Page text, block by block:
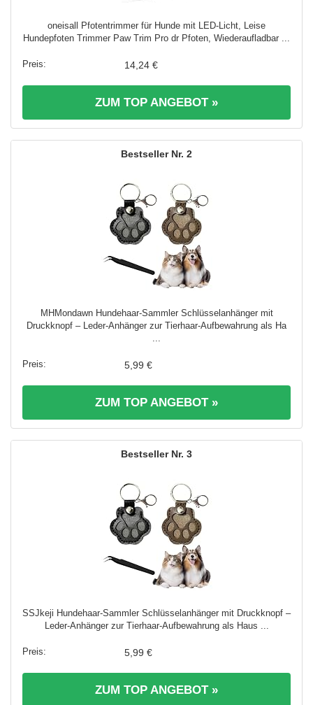
oneisall Pfotentrimmer für Hunde mit LED-Licht, Leise
Hundepfoten Trimmer Paw Trim Pro dr Pfoten, Wiederaufladbar ...
14,24 €
ZUM TOP ANGEBOT »
2
MHMondawn Hundehaar-Sammler Schlüsselanhänger mit
Druckknopf – Leder-Anhänger zur Tierhaar-Aufbewahrung als Ha
5,99 €
ZUM TOP ANGEBOT »
3
SSJkeji Hundehaar-Sammler Schlüsselanhänger mit Druckknopf –
Leder-Anhänger zur Tierhaar-Aufbewahrung als Haus ...
5,99 €
ZUM TOP ANGEBOT »